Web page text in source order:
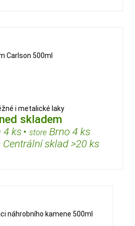
Carlson 500ml
i metalické laky
skladem
4 ks• store Brno 4 ks
Centrální sklad >20 ks
náhrobního kamene 500ml